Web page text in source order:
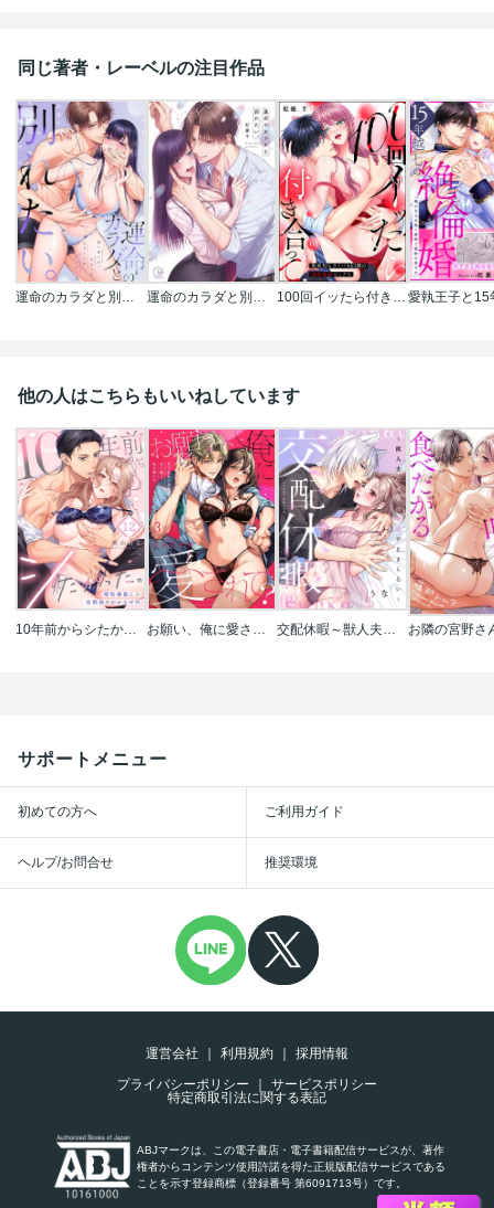
同じ著者・レーベルの注目作品
運命のカラダと別れたい。～思い出したくなかった、元カレとのズブズブH 運命のカラダと別れたい。【単行本版】 100回イッたら付き合って? 無愛想なライバル同期の溺愛絶倫セックス(分冊版)
他の人はこちらもいいねしています
サポートメニュー
初めての方へ ご利用ガイド
ヘルプ/お問合せ 推奨環境
運営会社 利用規約
採用情報
プライバシーポリシー
サービスポリシー
特定商取引法に関する表記
ABJマークは、この電子書店・電子書籍配信サービスが、著作
権者からコンテンツ使用許諾を得た正規版配信サービスである
ことを示す登録商標（登録番号 第6091713号）です。